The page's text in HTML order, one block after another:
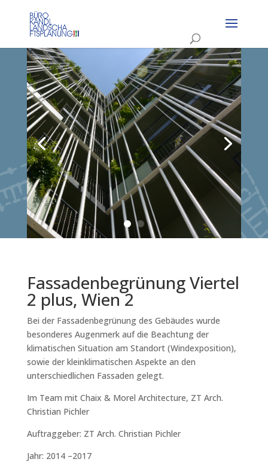
Fassadenbegrünung Viertel
2 plus, Wien 2
Bei der Fassadenbegrünung des Gebäudes wurde
besonderes Augenmerk auf die Beachtung der
klimatischen Situation am Standort (Windexposition),
sowie der kleinklimatischen Aspekte an den
unterschiedlichen Fassaden gelegt.
Im Team mit Chaix & Morel Architecture, ZT Arch.
Christian Pichler
Auftraggeber: ZT Arch. Christian Pichler
Jahr: 2014 –2017